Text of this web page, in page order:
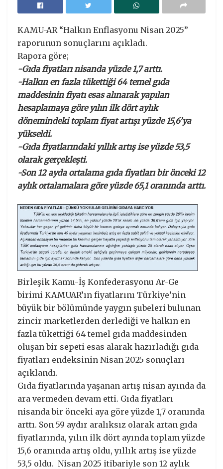
KAMU-AR “Halkın Enflasyonu Nisan 2025”
raporunun sonuçlarını açıkladı.
Rapora göre;
-Gıda fiyatları nisanda yüzde 1,7 arttı.
-Halkın en fazla tükettiği 64 temel gıda
maddesinin fiyatı esas alınarak yapılan
hesaplamaya göre yılın ilk dört aylık
dönemindeki toplam fiyat artışı yüzde 15,6’ya
yükseldi.
-Gıda fiyatlarındaki yıllık artış ise yüzde 53,5
olarak gerçekleşti.
-Son 12 ayda ortalama gıda fiyatları bir önceki 12
aylık ortalamalara göre yüzde 65,1 oranında arttı.
Birleşik Kamu-İş Konfederasyonu Ar-Ge
birimi KAMUAR’ın fiyatlarını Türkiye’nin
büyük bir bölümünde yaygın şubeleri bulunan
zincir marketlerden derlediği ve halkın en
fazla tükettiği 64 temel gıda maddesinden
oluşan bir sepeti esas alarak hazırladığı gıda
fiyatları endeksinin Nisan 2025 sonuçları
açıklandı.
Gıda fiyatlarında yaşanan artış nisan ayında da
ara vermeden devam etti. Gıda fiyatları
nisanda bir önceki aya göre yüzde 1,7 oranında
arttı. Son 59 aydır aralıksız olarak artan gıda
fiyatlarında, yılın ilk dört ayında toplam yüzde
15,6 oranında artış oldu, yıllık artış ise yüzde
53,5 oldu. Nisan 2025 itibariyle son 12 aylık